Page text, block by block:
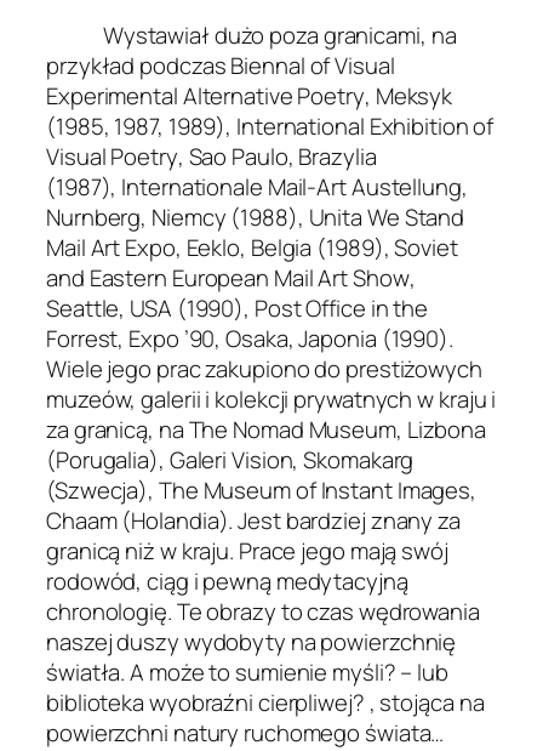
Wystawiał dużo poza granicami, na
przykład podczasBiennal of Visual
Experimental Alternative Poetry, Meksyk
(1985, 1987, 1989), International Exhibition of
Visual Poetry, Sao Paulo, Brazylia
(1987), Internationale Mail-Art Austellung,
Nurnberg, Niemcy (1988), Unita We Stand
Mail Art Expo, Eeklo, Belgia (1989),Soviet
and Eastern European Mail Art Show,
Seattle, USA (1990), Post Office in the
Forrest, Expo ’90, Osaka, Japonia (1990).
Wiele jego prac zakupiono do prestiżowych
muzeów, galerii i kolekcji prywatnych w kraju i
za granicą, naThe Nomad Museum, Lizbona
(Porugalia), Galeri Vision, Skomakarg
(Szwecja), The Museum of Instant Images,
Chaam (Holandia). Jest bardziej znany za
granicą niż w kraju. Prace jego mają swój
rodowód, ciąg i pewną medytacyjną
chronologię. Te obrazy to czas wędrowania
naszej duszy wydobyty na powierzchnię
światła. A może to sumienie myśli? – lub
biblioteka wyobraźni cierpliwej? , stojąca na
powierzchni natury ruchomego świata…